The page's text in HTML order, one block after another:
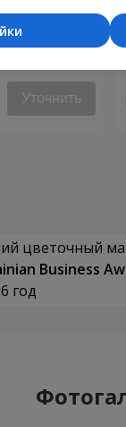
Уточнить
цветочный
Business
год